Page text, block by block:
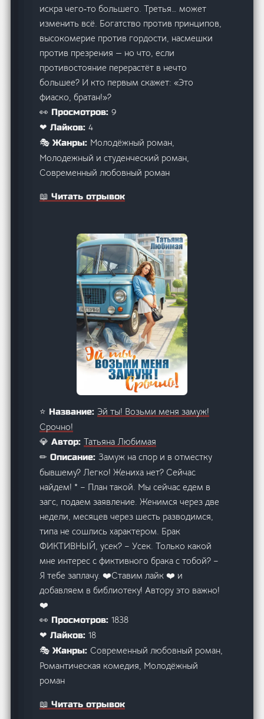
искра чего‑то большего. Третья… может
изменить всё. Богатство против принципов,
высокомерие против гордости, насмешки
против презрения — но что, если
противостояние перерастёт в нечто
большее? И кто первым скажет: «Это
фиаско, братан!»?
👀 Просмотров:9
❤ Лайков:4
🎭 Жанры: Молодёжный роман,
Молодежный и студенческий роман,
Современный любовный роман
📖 Читать отрывок
⭐ Название: Эй ты! Возьми меня замуж!
Срочно!
💎 Автор:Татьяна Любимая
✏ Описание:Замуж на спор и в отместку
бывшему? Легко! Жениха нет? Сейчас
найдем! * – План такой. Мы сейчас едем в
загс, подаем заявление. Женимся через две
недели, месяцев через шесть разводимся,
типа не сошлись характером. Брак
ФИКТИВНЫЙ, усек? – Усек. Только какой
мне интерес с фиктивного брака с тобой? –
Я тебе заплачу. ‍❤️‍Ставим лайк ❤️ и
добавляем в библиотеку! Автору это важно!
❤️
👀 Просмотров:1838
❤ Лайков:18
🎭 Жанры:Современный любовный роман,
Романтическая комедия, Молодёжный
роман
📖 Читать отрывок